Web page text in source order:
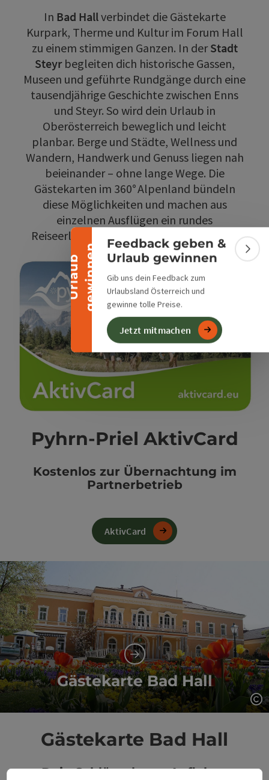
U
r
l
a
u
b
g
e
w
i
n
n
en
Banner einklappen
Feedback geben &
Urlaub gewinnen
Gib uns dein Feedback zum
Urlaubsland Österreich und
gewinne tolle Preise.
Jetzt mitmachen
In Bad Hallverbindet die Gästekarte
Kurpark, Therme und Kultur im Forum Hall
zu einem stimmigen Ganzen. In derStadt
Steyrbegleiten dich historische Gassen,
Museen und geführte Rundgänge durch eine
tausendjährige Geschichte zwischen Enns
und Steyr. So wird dein Urlaub in
Oberösterreich beweglich und leicht
planbar. Berge und Städte, Wellness und
Wandern, Handwerk und Genuss liegen nah
beieinander – ohne lange Wege. Die
Gästekarten im 360° Alpenland bündeln
diese Möglichkeiten und machen aus
einzelnen Ausflügen ein rundes
Reiseerlebnis im Herzen Oberösterreichs.
Pyhrn-Priel AktivCard
Kostenlos zur Übernachtung im
Partnerbetrieb
AktivCard
Gästekarte Bad Hall
Gästekarte Bad Hall
Dein Schlüssel zum Aufleben